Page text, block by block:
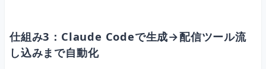
仕組み3：Claude Codeで生成→配信ツール流
し込みまで自動化